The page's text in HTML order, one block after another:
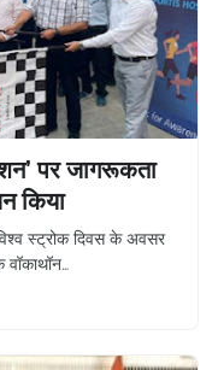
पर जागरूकता
किया
स्ट्रोक दिवस के अवसर
वॉकाथॉन…